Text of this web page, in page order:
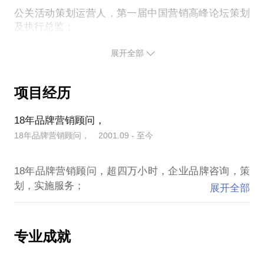
打算职业转型、跳槽的人士；
想明确自身定位，能力优势的人；
业品牌咨询，策划，实施服务；积累了上百咨询，策
划，品牌塑造案例，服务项目涉及金融，医药，教
药业，英国保诚集团，东信药业等多家知名企业保持
力，运营独立个人品牌工作室10年，目前企业品牌服
与之达成长期品牌合作。积累了丰富的个人品牌创
立，运营，推广的系统经验。
给出新品牌或产品在创建过程中，会遇到的各种问题
分析，市场调研指导，客户分析指导等合理化建议。
帮助创业者从项目开始，就明确行动路径，有条理有
公关活动策划运营人，第一届中国营销高峰论坛策划
及执行总监；
个人品牌训练营教练，品牌营销培训师；
湖北省文创协会指定品牌策略合作伙伴；
者。
专业毕业 。
培训经验：
工作经历：
2002年，任职湖北典派广告营销公司，担任策划创
展开全部
项目经历
18年品牌营销顾问，
18年品牌营销顾问， 2001.09 - 至今
18年品牌营销顾问，超四万小时，企业品牌咨询，策
划，实施服务；
《创富英雄》创业大赛全场总冠军；
湖北省文创协会指定品牌策略合作伙伴国家认证生涯
展开全部
专业成就